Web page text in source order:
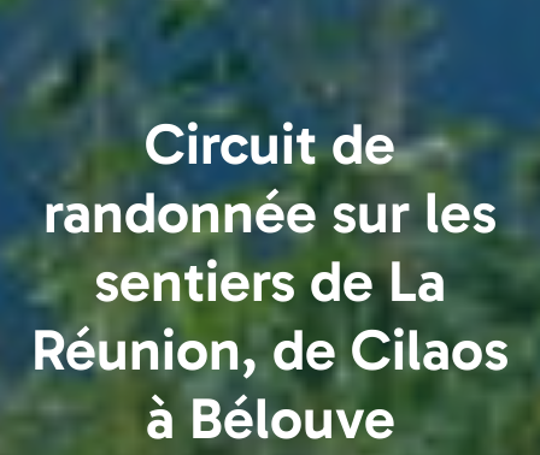
Circuit de
randonnée sur les
sentiers de La
Réunion, de Cilaos
à Bélouve